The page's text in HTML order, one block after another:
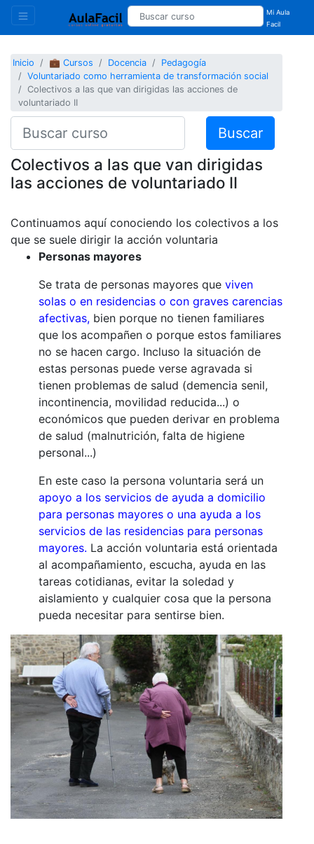
Mi Aula
Facil
Inicio 💼 Cursos Docencia
Pedagogía
Voluntariado como herramienta de transformación social
Colectivos a las que van dirigidas las acciones de
voluntariado II
Buscar
Colectivos a las que van dirigidas
las acciones de voluntariado II
Continuamos aquí conociendo los colectivos a los
que se suele dirigir la acción voluntaria
Personas mayores
Se trata de personas mayores que viven
solas o en residencias o con graves carencias
afectivas, bien porque no tienen familiares
que los acompañen o porque estos familiares
no se hacen cargo. Incluso la situación de
estas personas puede verse agravada si
tienen problemas de salud (demencia senil,
incontinencia, movilidad reducida...) o
económicos que pueden derivar en problema
de salud (malnutrición, falta de higiene
personal...)
En este caso la persona voluntaria será un
apoyo a los servicios de ayuda a domicilio
para personas mayores o una ayuda a los
servicios de las residencias para personas
mayores. La acción voluntaria está orientada
al acompañamiento, escucha, ayuda en las
tareas cotidianas, evitar la soledad y
aislamiento y cualquier cosa que la persona
pueda necesitar para sentirse bien.